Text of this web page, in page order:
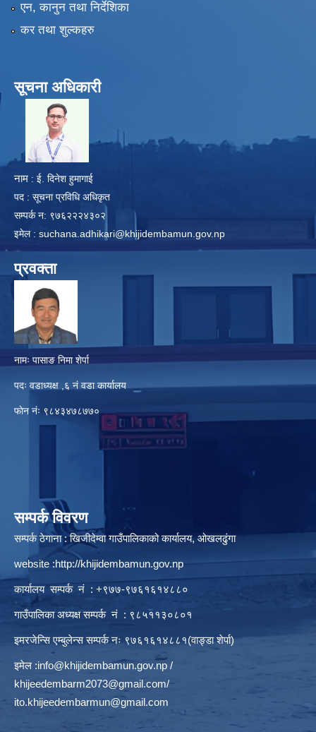
एन, कानुन तथा निर्देशिका
कर तथा शुल्कहरु
सूचना अधिकारी
नाम : ई. दिनेश हुमागाई
पद : सूचना प्रविधि अधिकृत
सम्पर्क न: ९७६२२२४३०२
इमेल : suchana.adhikari@khijidembamun.gov.np
प्रवक्ता
नामः पासाङ निमा शेर्पा
पदः वडाध्यक्ष ,६ नं वडा कार्यालय
फाेन नंः ९८४३४७८७७०
सम्पर्क विवरण
सम्पर्क ठेगाना : खिजीदेम्वा गाउँपालिकाको कार्यालय, ओखलढुंगा
website :http://khijidembamun.gov.np
कार्यालय सम्पर्क नं : +९७७-९७६१६१४८८०
गाउँपालिका अध्यक्ष सम्पर्क नं : ९८५११३०८०१
इमरजेन्सि एम्बुलेन्स सम्पर्क न‌ः ९७६१६१४८८१(वाङ्डा शेर्पा)
इमेल :info@khijidembamun.gov.np /
khijeedembarm2073@gmail.com/
ito.khijeedembarmun@gmail.com